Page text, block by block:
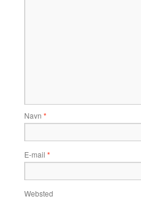
Navn *
E-mail *
Websted